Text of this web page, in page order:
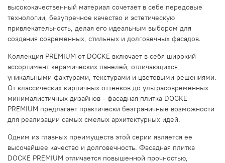
высококачественный материал сочетает в себе передовые
технологии, безупречное качество и эстетическую
привлекательность, делая его идеальным выбором для
создания современных, стильных и долговечных фасадов.
Коллекция PREMIUM от DOCKE включает в себя широкий
ассортимент керамических панелей, отличающихся
уникальными фактурами, текстурами и цветовыми решениями.
От классических кирпичных оттенков до ультрасовременных
минималистичных дизайнов - фасадная плитка DOCKE
PREMIUM предлагает практически безграничные возможности
для реализации самых смелых архитектурных идей.
Одним из главных преимуществ этой серии является ее
высочайшее качество и долговечность. Фасадная плитка
DOCKE PREMIUM отличается повышенной прочностью,